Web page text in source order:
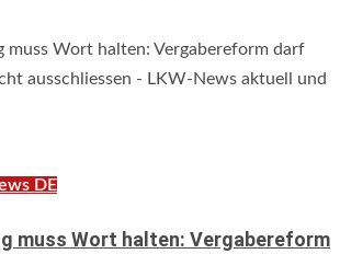
DE
muss Wort halten: Vergabereform